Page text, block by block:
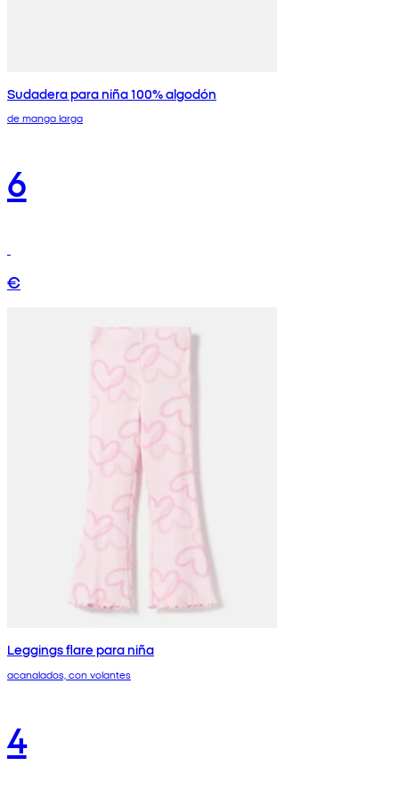
Sudadera para niña 100% algodón
de manga larga
6
€
Leggings flare para niña
acanalados, con volantes
4